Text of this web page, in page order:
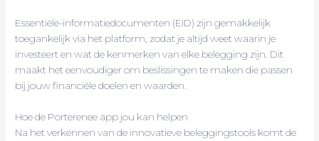
Essentiële-informatiedocumenten (EID) zijn gemakkelijk
toegankelijk via het platform, zodat je altijd weet waarin je
investeert en wat de kenmerken van elke belegging zijn. Dit
maakt het eenvoudiger om beslissingen te maken die passen
bij jouw financiële doelen en waarden.
Hoe de Porterenee app jou kan helpen
Na het verkennen van de innovatieve beleggingstools komt de